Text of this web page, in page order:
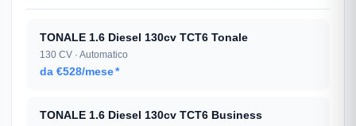
TONALE 1.6 Diesel 130cv TCT6 Tonale
130 CV · Automatico
da €528/mese*
TONALE 1.6 Diesel 130cv TCT6 Business